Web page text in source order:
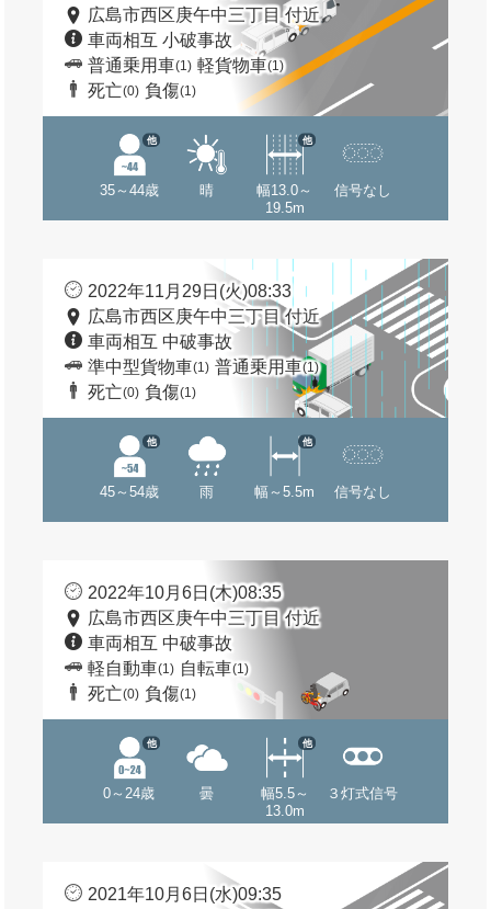
広島市西区庚午中三丁目 付近
車両相互 小破事故
普通乗用車(1) 軽貨物車(1)
死亡(0) 負傷(1)
35～44歳
他
晴
幅13.0～
19.5m
他
信号なし
2022年11月29日(火)08:33
広島市西区庚午中三丁目 付近
車両相互 中破事故
準中型貨物車(1) 普通乗用車(1)
死亡(0) 負傷(1)
45～54歳
他
雨 幅～5.5m
他
信号なし
2022年10月6日(木)08:35
広島市西区庚午中三丁目 付近
車両相互 中破事故
軽自動車(1) 自転車(1)
死亡(0) 負傷(1)
0～24歳
他
曇
幅5.5～
13.0m
他
３灯式信号
2021年10月6日(水)09:35